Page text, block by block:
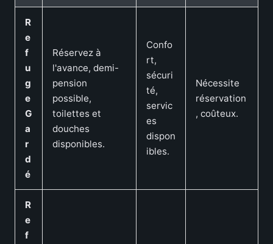
R
e
f
u
g
e
G
a
r
d
é
Réservez à
l'avance, demi-
pension
possible,
toilettes et
douches
disponibles.
Confo
rt,
sécuri
té,
servic
es
dispon
ibles.
Nécessite
réservation
, coûteux.
R
e
f